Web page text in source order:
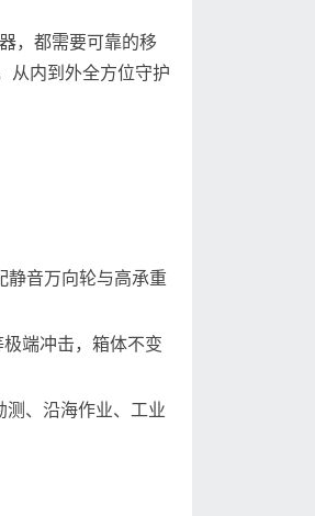
，都需要可靠的移
从内到外全方位守护
静音万向轮与高承重
端冲击，箱体不变
、沿海作业、工业